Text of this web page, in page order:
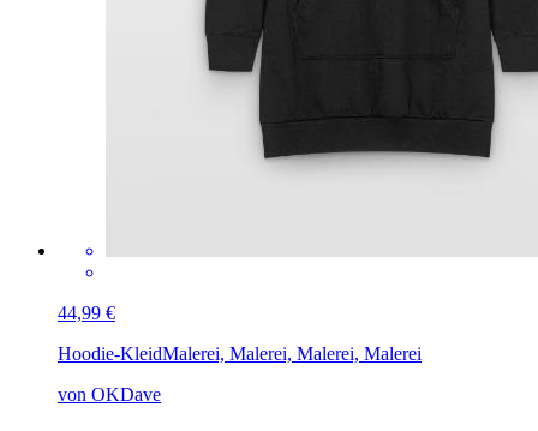
44,99 €
Hoodie-KleidMalerei, Malerei, Malerei, Malerei
von OKDave